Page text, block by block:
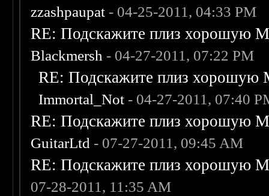
zzashpaupat - 04-25-2011, 04:33 PM
RE: Подскажите плиз хорошую
Blackmersh - 04-27-2011, 07:22 PM
RE: Подскажите плиз хорошую
Immortal_Not - 04-27-2011, 07:40
RE: Подскажите плиз хорошую
GuitarLtd - 07-27-2011, 09:45 AM
RE: Подскажите плиз хорошую
07-28-2011, 11:35 AM